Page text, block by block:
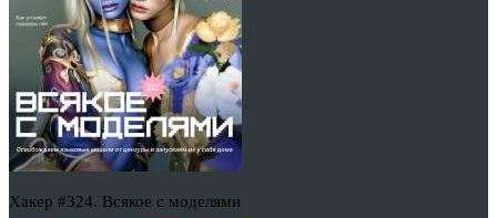
Хакер #324. Всякое с моделями